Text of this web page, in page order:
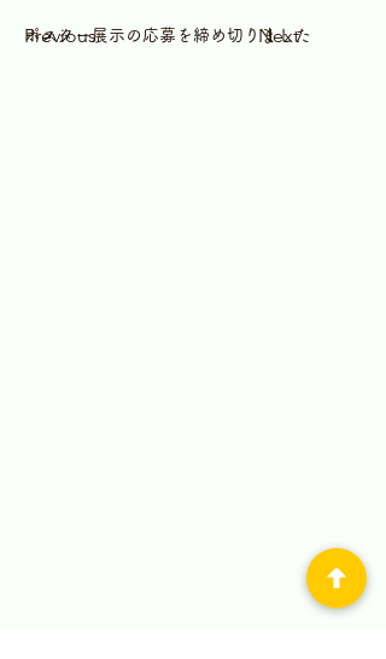
Previous Next
ポスター展示の応募を締め切りました